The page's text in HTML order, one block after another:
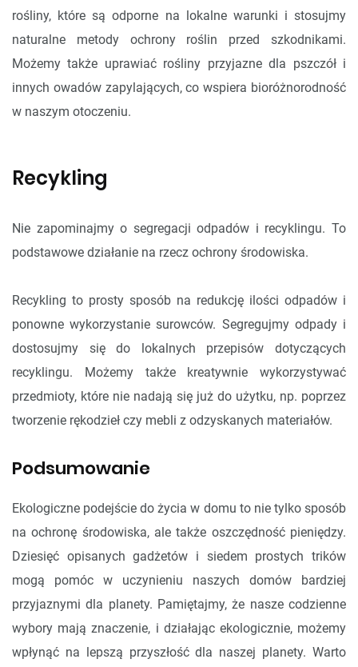
rośliny, które są odporne na lokalne warunki i stosujmy
naturalne metody ochrony roślin przed szkodnikami.
Możemy także uprawiać rośliny przyjazne dla pszczół i
innych owadów zapylających, co wspiera bioróżnorodność
w naszym otoczeniu.
Recykling
Nie zapominajmy o segregacji odpadów i recyklingu. To
podstawowe działanie na rzecz ochrony środowiska.
Recykling to prosty sposób na redukcję ilości odpadów i
ponowne wykorzystanie surowców. Segregujmy odpady i
dostosujmy się do lokalnych przepisów dotyczących
recyklingu. Możemy także kreatywnie wykorzystywać
przedmioty, które nie nadają się już do użytku, np. poprzez
tworzenie rękodzieł czy mebli z odzyskanych materiałów.
Podsumowanie
Ekologiczne podejście do życia w domu to nie tylko sposób
na ochronę środowiska, ale także oszczędność pieniędzy.
Dziesięć opisanych gadżetów i siedem prostych trików
mogą pomóc w uczynieniu naszych domów bardziej
przyjaznymi dla planety. Pamiętajmy, że nasze codzienne
wybory mają znaczenie, i działając ekologicznie, możemy
wpłynąć na lepszą przyszłość dla naszej planety. Warto